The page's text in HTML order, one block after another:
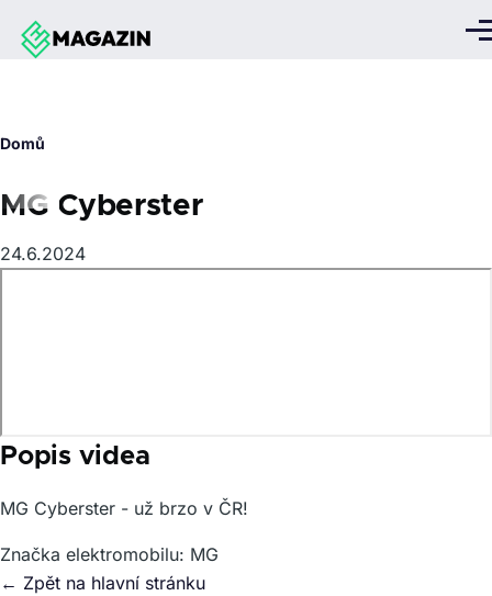
Přejít k hlavnímu obsahu
Domů
MG Cyberster
24.6.2024
Popis videa
MG Cyberster - už brzo v ČR!
Značka elektromobilu: MG
← Zpět na hlavní stránku